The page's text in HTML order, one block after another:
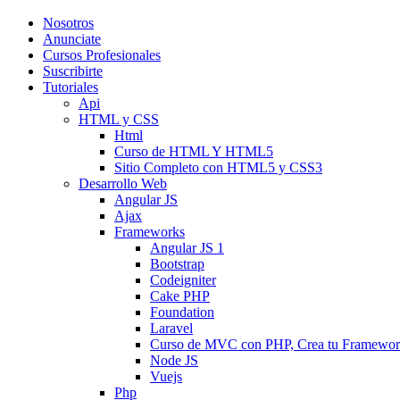
Nosotros
Anunciate
Cursos Profesionales
Suscribirte
Tutoriales
Api
HTML y CSS
Html
Curso de HTML Y HTML5
Sitio Completo con HTML5 y CSS3
Desarrollo Web
Angular JS
Ajax
Frameworks
Angular JS 1
Bootstrap
Codeigniter
Cake PHP
Foundation
Laravel
Curso de MVC con PHP, Crea tu
Node JS
Vuejs
Php